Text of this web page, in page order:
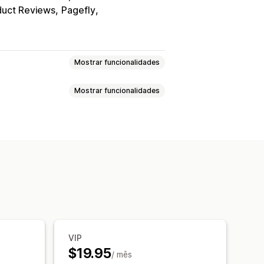
Reviews Pagefly
Mostrar funcionalidades
Formulários
Distribuição de avaliações
Mostrar funcionalidades
VIP
$19.95/ mês